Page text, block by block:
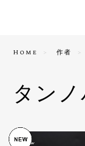
Home 作者
タン